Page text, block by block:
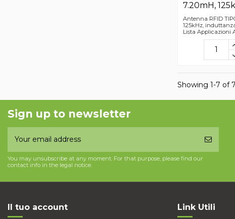
7.20mH,
Antenna RFID
125kHz,
Lista Applicazioni
Showing 1-7 of
Sign up to newsletter
You may unsubscribe at any moment. For that purpose, please find our
contact info in the legal notice.
Il tuo account Link Utili